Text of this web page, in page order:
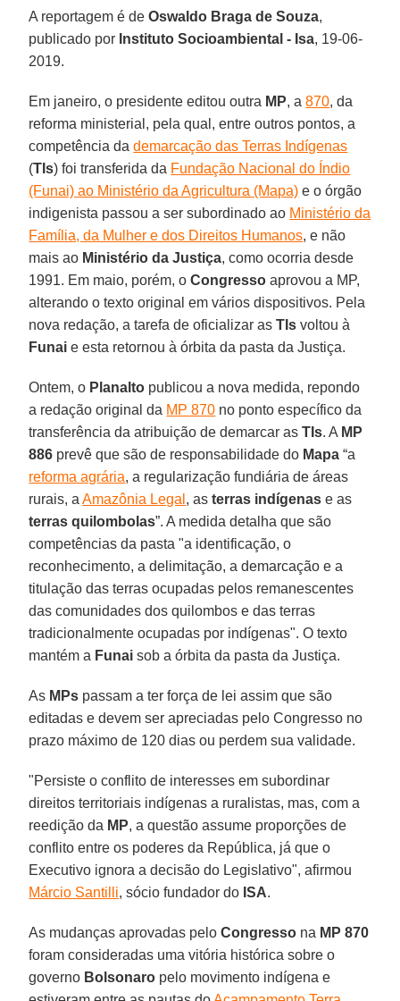
A reportagem é deOswaldo Braga de Souza,
publicado por Instituto Socioambiental - Isa, 19-06-
2019.
Em janeiro, o presidente editou outra MP, a870, da
reforma ministerial, pela qual, entre outros pontos, a
competência dademarcação das Terras Indígenas
(TIs) foi transferida da Fundação Nacional do Índio
(Funai) ao Ministério da Agricultura (Mapa) e o órgão
indigenista passou a ser subordinado ao Ministério da
Família, da Mulher e dos Direitos Humanos, e não
mais ao Ministério da Justiça, como ocorria desde
1991. Em maio, porém, oCongresso aprovou a MP,
alterando o texto original em vários dispositivos. Pela
nova redação, a tarefa de oficializar asTIs voltou à
Funai e esta retornou à órbita da pasta da Justiça.
Ontem, o Planalto publicou a nova medida, repondo
a redação original da MP 870 no ponto específico da
transferência da atribuição de demarcar asTIs. A MP
886 prevê que são de responsabilidade do Mapa “a
reforma agrária, a regularização fundiária de áreas
rurais, aAmazônia Legal , asterras indígenas e as
terras quilombolas”. A medida detalha que são
competências da pasta "a identificação, o
reconhecimento, a delimitação, a demarcação e a
titulação das terras ocupadas pelos remanescentes
das comunidades dos quilombos e das terras
tradicionalmente ocupadas por indígenas". O texto
mantém a Funai sob a órbita da pasta da Justiça.
As MPs passam a ter força de lei assim que são
editadas e devem ser apreciadas pelo Congresso no
prazo máximo de 120 dias ou perdem sua validade.
"Persiste o conflito de interesses em subordinar
direitos territoriais indígenas a ruralistas, mas, com a
reedição da MP, a questão assume proporções de
conflito entre os poderes da República, já que o
Executivo ignora a decisão do Legislativo", afirmou
Márcio Santilli, sócio fundador do ISA.
As mudanças aprovadas peloCongresso na MP 870
foram consideradas uma vitória histórica sobre o
governo Bolsonaro pelo movimento indígena e